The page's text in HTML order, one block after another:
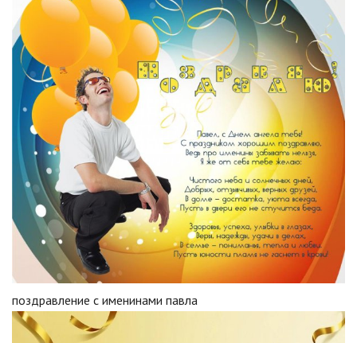
поздравление с именинами павла